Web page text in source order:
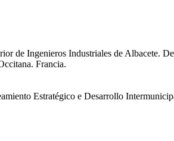
de Ingenieros Industriales de Albacete.
Francia.
Estratégico e Desarrollo